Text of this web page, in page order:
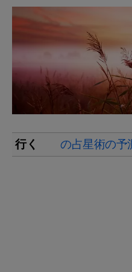
行く の占星術の予